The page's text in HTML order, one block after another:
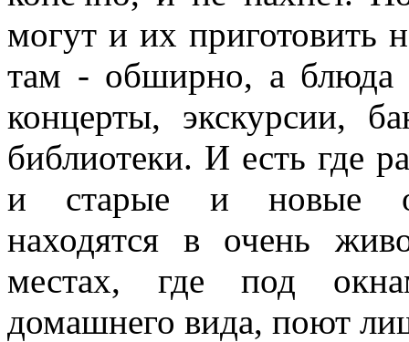
могут и их приготовить
там - обширно, а
концерты, экскурсии,
библиотеки. И есть где
и старые и новые
находятся в очень
местах, где под
домашнего вида, поют